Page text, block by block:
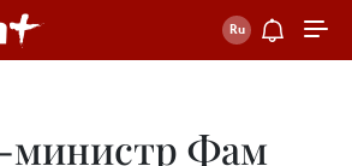
министр Фам